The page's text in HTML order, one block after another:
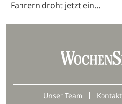
Fahrern droht jetzt ein…
Unser Team Kontakt